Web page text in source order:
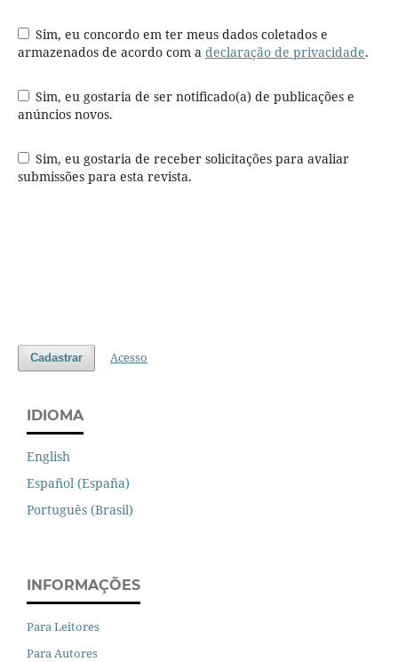
Sim, eu concordo em ter meus dados coletados e
armazenados de acordo com a declaração de privacidade.
Sim, eu gostaria de ser notificado(a) de publicações e
anúncios novos.
Sim, eu gostaria de receber solicitações para avaliar
submissões para esta revista.
Cadastrar Acesso
IDIOMA
English
Español (España)
Português (Brasil)
INFORMAÇÕES
Para Leitores
Para Autores